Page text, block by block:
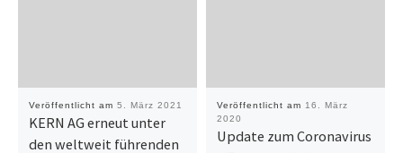
Veröffentlicht am 5. März 2021
KERN AG erneut unter
den weltweit führenden
Veröffentlicht am 16. März
2020
Update zum Coronavirus